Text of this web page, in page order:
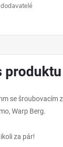
produktu
se šroubovacím
Warp Berg.
za pár!